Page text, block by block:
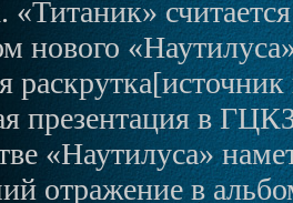
«Титаник»
нового
презентация в
«Наутилуса»
отражение в